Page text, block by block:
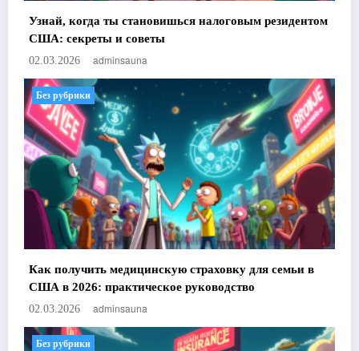
Узнай, когда ты становишься налоговым резидентом
США: секреты и советы
02.03.2026 adminsauna
Без рубрики
Как получить медицинскую страховку для семьи в
США в 2026: практическое руководство
02.03.2026 adminsauna
Без рубрики